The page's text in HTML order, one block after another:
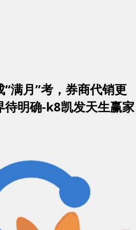
满月”考，券商代销更
待明确-k8凯发天生赢家